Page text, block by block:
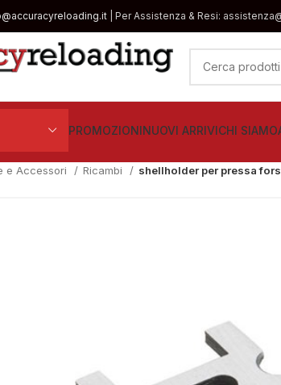
| Per Assistenza & Resi:
PROMOZIONINUOVI ARRIVICHI SIAMO
e Accessori Ricambi shellholder per pressa